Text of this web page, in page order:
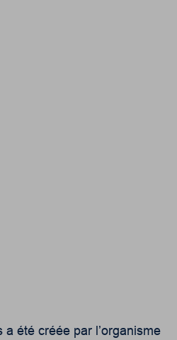
été créée par l’organisme